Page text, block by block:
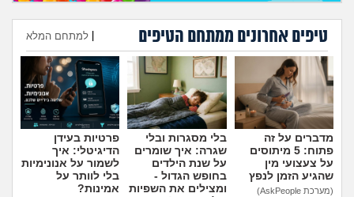
בין הסדינים
חיות מחמד
יוקר המחיה
גאווה
טיפים אחרונים ממתחם הטיפים למתחם המלא
הוספת טיפ
מדברים על זה
פתוח: 5 מיתוסים
על צעצועי מין
שהגיע הזמן לנפץ
(מערכת AskPeople)
בלי מסגרות ובלי
שגרה: איך שומרים
על שנת הילדים
בחופש הגדול -
ומצילים את השפיות
פרטיות בעידן
הדיגיטלי: איך
לשמור על אנונימיות
בלי לוותר על
אמינות?